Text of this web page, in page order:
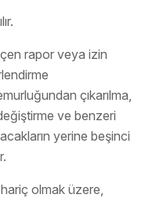
rapor veya izin
çıkarılma,
ve benzeri
yerine beşinci
olmak üzere,